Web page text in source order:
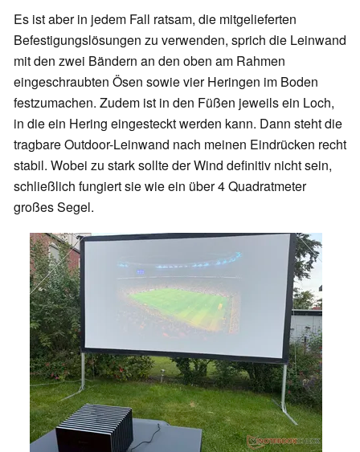
Es ist aber in jedem Fall ratsam, die mitgelieferten
Befestigungslösungen zu verwenden, sprich die Leinwand
mit den zwei Bändern an den oben am Rahmen
eingeschraubten Ösen sowie vier Heringen im Boden
festzumachen. Zudem ist in den Füßen jeweils ein Loch,
in die ein Hering eingesteckt werden kann. Dann steht die
tragbare Outdoor-Leinwand nach meinen Eindrücken recht
stabil. Wobei zu stark sollte der Wind definitiv nicht sein,
schließlich fungiert sie wie ein über 4 Quadratmeter
großes Segel.